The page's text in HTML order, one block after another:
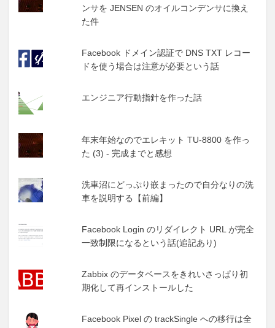
ンサを JENSEN のオイルコンデンサに換え
た件
Facebook ドメイン認証で DNS TXT レコー
ドを使う場合は注意が必要という話
エンジニア行動指針を作った話
年末年始なのでエレキット TU-8800 を作っ
た (3) - 完成までと感想
洗車沼にどっぷり嵌まったので自分なりの洗
車を説明する【前編】
Facebook Login のリダイレクト URL が完全
一致制限になるという話(追記あり)
Zabbix のデータベースをきれいさっぱり初
期化して再インストールした
Facebook Pixel の trackSingle への移行は全